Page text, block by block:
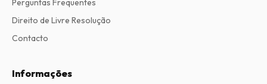
Perguntas Frequentes
Direito de Livre Resolução
Contacto
Informações